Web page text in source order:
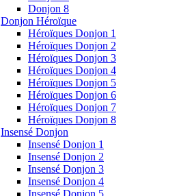
Donjon 8
Donjon Héroïque
Héroïques Donjon 1
Héroïques Donjon 2
Héroïques Donjon 3
Héroïques Donjon 4
Héroïques Donjon 5
Héroïques Donjon 6
Héroïques Donjon 7
Héroïques Donjon 8
Insensé Donjon
Insensé Donjon 1
Insensé Donjon 2
Insensé Donjon 3
Insensé Donjon 4